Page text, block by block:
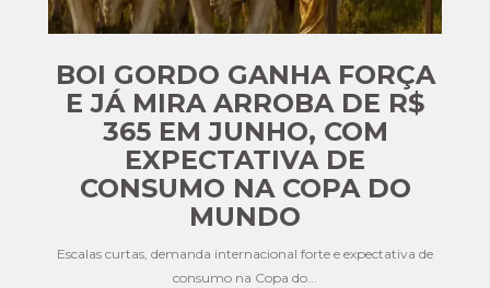
BOI GORDO GANHA FORÇA
E JÁ MIRA ARROBA DE R$
365 EM JUNHO, COM
EXPECTATIVA DE
CONSUMO NA COPA DO
MUNDO
Escalas curtas, demanda internacional forte e expectativa de
consumo na Copa do...